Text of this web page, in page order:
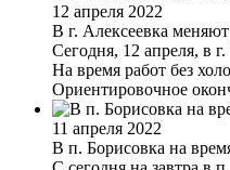
12 апреля 2022
В г. Алексеевка
Сегодня, 12 апреля, в
На время работ без
Ориентировочное
11 апреля 2022
В п. Борисовка на